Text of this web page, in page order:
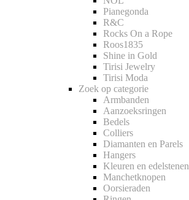
Pianegonda
R&C
Rocks On a Rope
Roos1835
Shine in Gold
Tirisi Jewelry
Tirisi Moda
Zoek op categorie
Armbanden
Aanzoeksringen
Bedels
Colliers
Diamanten en Parels
Hangers
Kleuren en edelstenen
Manchetknopen
Oorsieraden